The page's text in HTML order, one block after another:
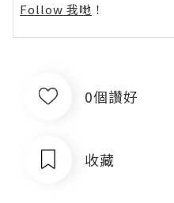
Follow 我哋 ！
0個讚好
收藏